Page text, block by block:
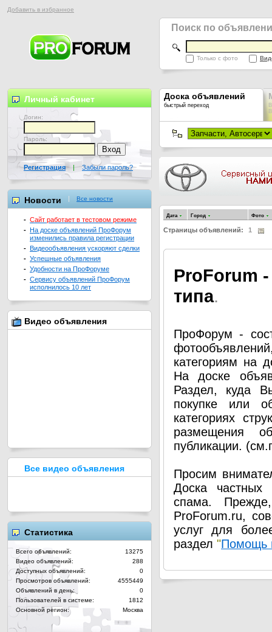
Добавить в избранное
Поиск по
Только с фото
Доска объявлений
быстрый переход
Дата Город Фото
Страницы объявлений: 1
ProForum
типа.
ПроФорум -
категориям на
На доске
Раздел, куда
покупке или
категориях
размещения
публикации.
Просим
Доска частных
спама.
ProForum.ru,
услуг для
раздел "Помощь
Личный кабинет
Логин:
Пароль:
Регистрация | Забыли пароль?
Новости Все новости
- Сайт работает в тестовом режиме
- На доске объявлений ПроФорум
изменились правила регистрации
- Видеообъявления ускоряют сделки
- Успешные объявления
- Удобности на ПроФоруме
- Сервису объявлений ПроФорум
исполнилось 10 лет
Видео объявления
Все видео объявления
Статистика
Всего объявлений:
13275
Видео объявлений:
288
Доступных объявлений:
0
Просмотров объявлений:
4555449
Объявлений в день:
0
Пользователей в системе:
1812
Основной регион:
Москва